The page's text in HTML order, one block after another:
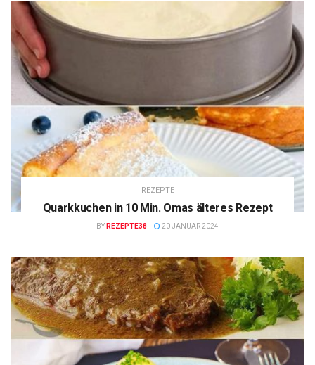
REZEPTE
Quarkkuchen in 10 Min. Omas älteres Rezept
BY REZEPTE38 20 JANUAR 2024